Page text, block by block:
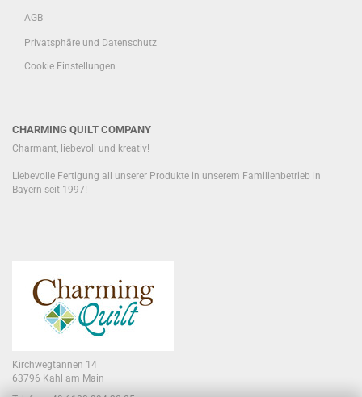
AGB
Privatsphäre und Datenschutz
Cookie Einstellungen
CHARMING QUILT COMPANY
Charmant, liebevoll und kreativ!
Liebevolle Fertigung all unserer Produkte in unserem Familienbetrieb in
Bayern seit 1997!
Kirchwegtannen 14
63796 Kahl am Main